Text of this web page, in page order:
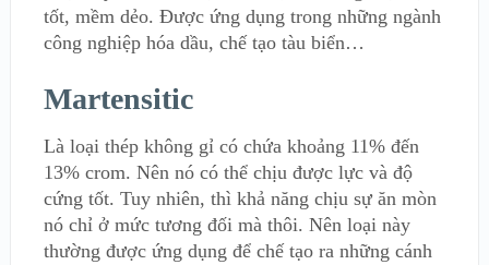
tốt, mềm dẻo. Được ứng dụng trong những ngành
công nghiệp hóa dầu, chế tạo tàu biển…
Martensitic
Là loại thép không gỉ có chứa khoảng 11% đến
13% crom. Nên nó có thể chịu được lực và độ
cứng tốt. Tuy nhiên, thì khả năng chịu sự ăn mòn
nó chỉ ở mức tương đối mà thôi. Nên loại này
thường được ứng dụng để chế tạo ra những cánh